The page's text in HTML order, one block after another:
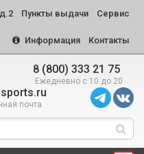
Пункты выдачи Сервис
Информация Контакты
8 (800) 333 21 75
Ежедневно с 10 до 20
почта